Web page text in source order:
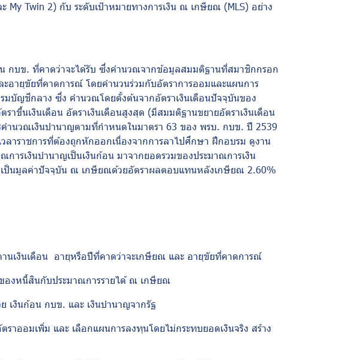
My Twin 2) กับ ระดับเป้าหมายทางการเงิน ณ เกษียณ (MLS) อย่าง
กบข. ที่คาดว่าจะได้รับ ซึ่งคำนวณจากข้อมูลสมมติฐานที่สมาชิกกรอก
อายุขัยที่คาดการณ์ โดยคำนวนร่วมกับอัตราการออมและแผนการ
บัญชีกลาง ซึ่ง คำนวณโดยตั้งต้นจากอัตราเงินเดือนปัจจุบันของ
ขึ้นเงินเดือน อัตราเงินเดือนสูงสุด (มีสมมติฐานขยายอัตราเงินเดือน
นวณเงินบำนาญตามที่กำหนดในมาตรา 63 ของ พรบ. กบข. ปี 2539
ลาราชการที่ต้องถูกหักออกเนื่องจากการลาไปศึกษา ฝึกอบรม ดูงาน
ารเงินบำนาญเป็นเงินก้อน มาจากยอดรวมของประมาณการเงิน
ป็นมูลค่าปัจจุบัน ณ เกษียณด้วยอัตราผลตอบแทนหลังเกษียณ 2.60%
นเงินเดือน อายุหรือปีที่คาดว่าจะเกษียณ และ อายุขัยที่คาดการณ์
งหนี้สินกับประมาณการรายได้ ณ เกษียณ
เงินก้อน กบข. และ เงินบำนาญจากรัฐ
าออมเพิ่ม และ เลือกแผนการลงทุนโดยไม่กระทบยอดเงินจริง สร้าง